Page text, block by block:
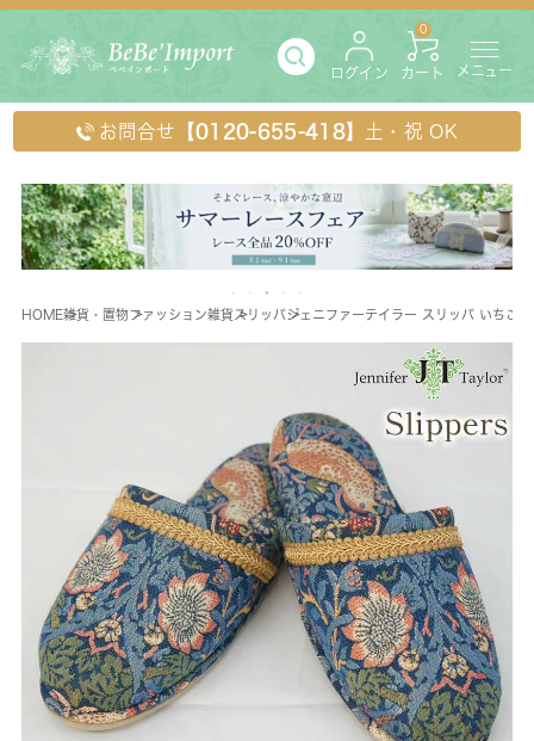
ログイン カート
0
メニュー
お問合せ 【0120-655-418】 土・祝 OK
HOME雑貨・置物ファッション雑貨スリッパジェニファーテイラー スリッパ いちご